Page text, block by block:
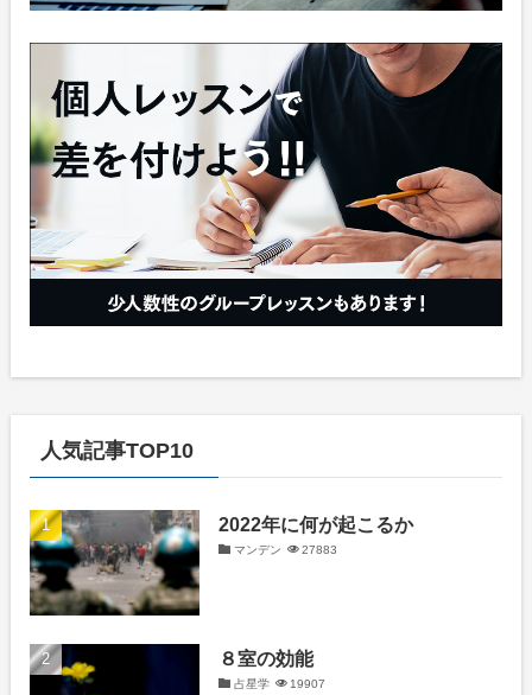
人気記事TOP10
2022年に何が起こるか
マンデン 27883
８室の効能
占星学 19907